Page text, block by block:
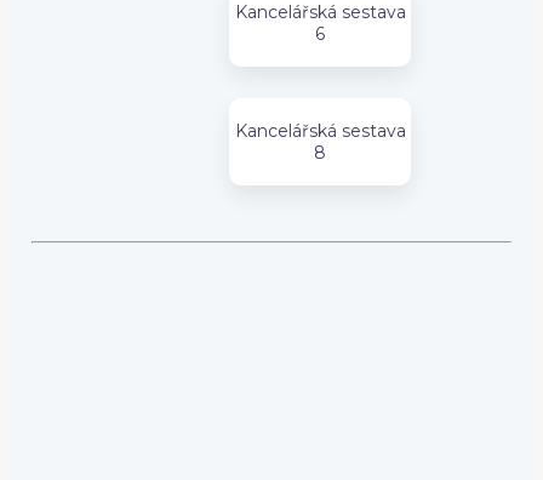
Kancelářská sestava
6
Kancelářská sestava
8